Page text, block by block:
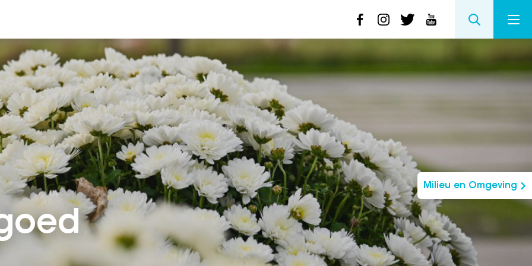
Milieu en Omgeving